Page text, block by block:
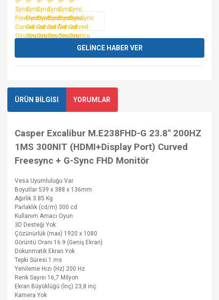
GELİNCE HABER VER
ÜRÜN BİLGİSİ YORUMLAR
Casper Excalibur M.E238FHD-G 23.8" 200HZ
1MS 300NIT (HDMI+Display Port) Curved
Freesync + G-Sync FHD Monitör
Vesa Uyumluluğu Var
Boyutlar 539 x 388 x 136mm
Ağırlık 3.85 Kg
Parlaklık (cd/m) 300 cd
Kullanım Amacı Oyun
3D Desteği Yok
Çözünürlük (max) 1920 x 1080
Görüntü Oranı 16:9 (Geniş Ekran)
Dokunmatik Ekran Yok
Tepki Süresi 1 ms
Yenileme Hızı (Hz) 200 Hz
Renk Sayısı 16,7 Milyon
Ekran Büyüklüğü (İnç) 23,8 inç
Kamera Yok